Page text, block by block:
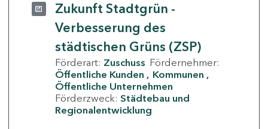
Zukunft Stadtgrün -
Verbesserung des
städtischen Grüns (ZSP)
Förderart: Zuschuss Fördernehmer:
Öffentliche Kunden
Kommunen
Öffentliche Unternehmen
Förderzweck: Städtebau und
Regionalentwicklung